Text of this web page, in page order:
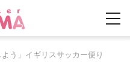
う」イギリスサッカー便り